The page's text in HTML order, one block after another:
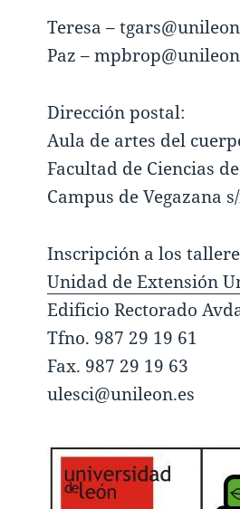
Teresa –
Paz –
Dirección postal:
Aula de artes del
Facultad de Ciencias
Campus de Vegazana
Inscripción a los
Unidad de Extensión
Edificio Rectorado
Tfno. 987 29 19 61
Fax. 987 29 19 63
ulesci@unileon.es